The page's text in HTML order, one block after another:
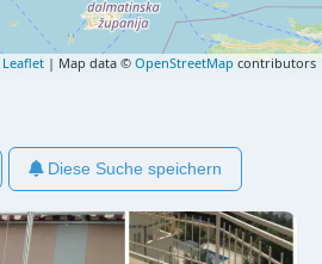
Leaflet | Map data © OpenStreetMap contributors
Diese Suche speichern